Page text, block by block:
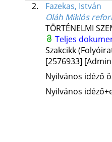
2.
Fazekas, István
Oláh Miklós
TÖRTÉNELMI
Teljes
Szakcikk
[2576933]
Nyilvános idéző
Nyilvános